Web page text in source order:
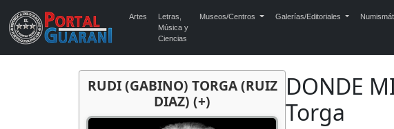
Artes
Letras,
Música y
Ciencias
Museos/Centros Galerías/Editoriales
RUDI (GABINO) TORGA (RUIZ
DIAZ) (+)
DONDE
Torga